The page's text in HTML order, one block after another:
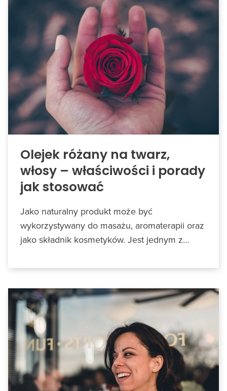
Olejek różany na twarz,
włosy – właściwości i porady
jak stosować
Jako naturalny produkt może być
wykorzystywany do masażu, aromaterapii oraz
jako składnik kosmetyków. Jest jednym z…